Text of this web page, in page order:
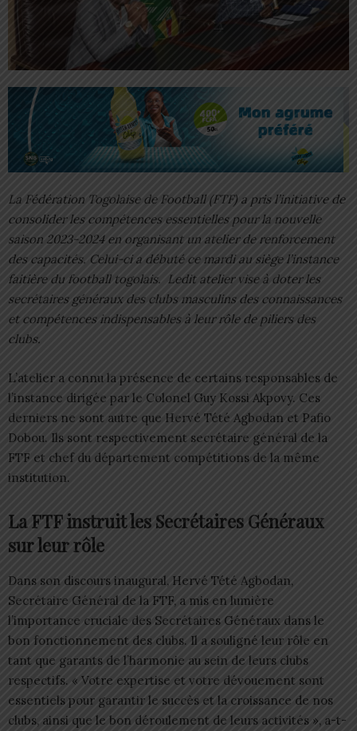
La Fédération Togolaise de Football (FTF) a pris l’initiative de
consolider les compétences essentielles pour la nouvelle
saison 2023-2024 en organisant un atelier de renforcement
des capacités. Celui-ci a débuté ce mardi au siège l’instance
faitière du football togolais. Ledit atelier vise à doter les
secrétaires généraux des clubs masculins des connaissances
et compétences indispensables à leur rôle de piliers des
clubs.
L’atelier a connu la présence de certains responsables de
l’instance dirigée par le Colonel Guy Kossi Akpovy. Ces
derniers ne sont autre que Hervé Tété Agbodan et Pafio
Dobou. Ils sont respectivement secrétaire général de la
FTF et chef du département compétitions de la même
institution.
La FTF instruit les Secrétaires Généraux
sur leur rôle
Dans son discours inaugural, Hervé Tété Agbodan,
Secrétaire Général de la FTF, a mis en lumière
l’importance cruciale des Secrétaires Généraux dans le
bon fonctionnement des clubs. Il a souligné leur rôle en
tant que garants de l’harmonie au sein de leurs clubs
respectifs. « Votre expertise et votre dévouement sont
essentiels pour garantir le succès et la croissance de nos
clubs, ainsi que le bon déroulement de leurs activités », a-t-